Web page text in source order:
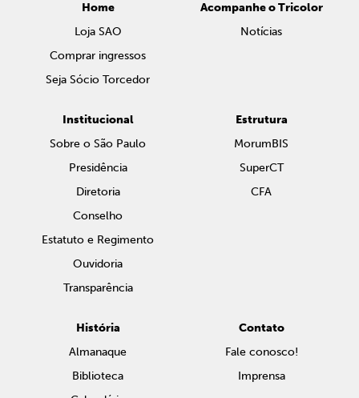
Home
Loja SAO
Comprar ingressos
Seja Sócio Torcedor
Acompanhe o Tricolor
Notícias
Institucional
Sobre o São Paulo
Presidência
Diretoria
Conselho
Estatuto e Regimento
Ouvidoria
Transparência
Estrutura
MorumBIS
SuperCT
CFA
História
Almanaque
Biblioteca
Contato
Fale conosco!
Imprensa